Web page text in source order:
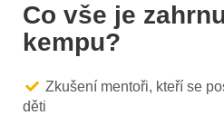
Co vše je
kempu?
Zkušení mentoři, kteří se
děti